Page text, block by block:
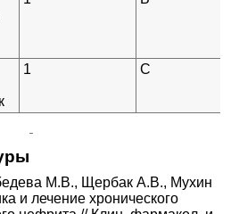
1 С
М.В., Щербак А.В., Мухин
и лечение хронического